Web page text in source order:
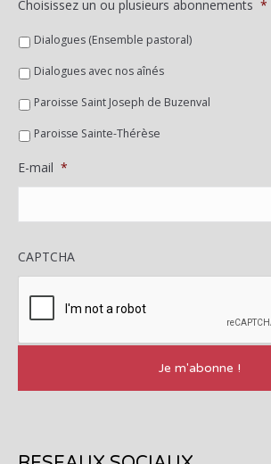
Choisissez un ou plusieurs abonnements *
Dialogues (Ensemble pastoral)
Dialogues avec nos aînés
Paroisse Saint Joseph de Buzenval
Paroisse Sainte-Thérèse
E-mail *
CAPTCHA